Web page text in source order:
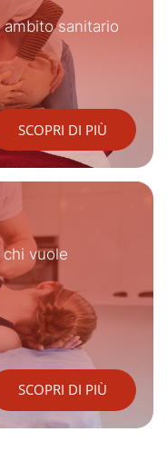
sanitario
SCOPRI DI PIÙ
vuole
SCOPRI DI PIÙ